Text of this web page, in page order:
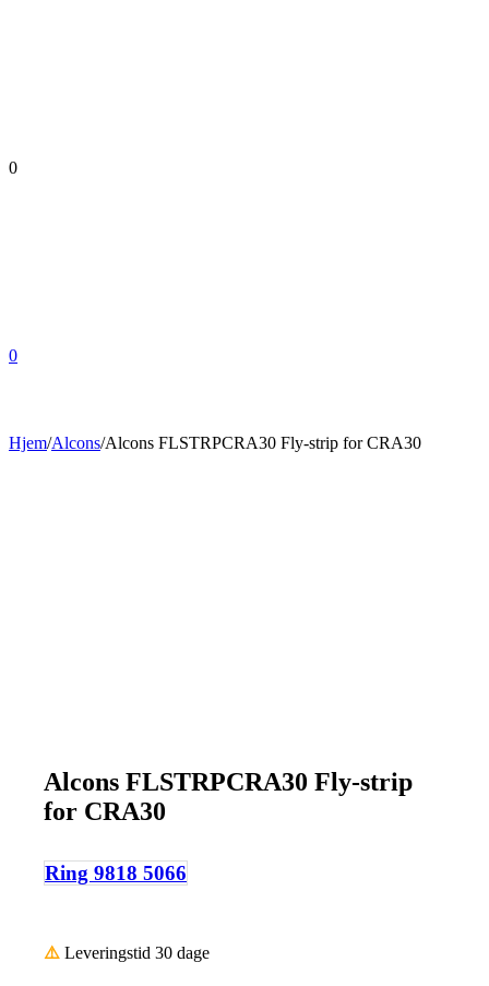
0
0
Hjem/Alcons/Alcons FLSTRPCRA30 Fly-strip for CRA30
Alcons FLSTRPCRA30 Fly-strip
for CRA30
Ring 9818 5066
⚠️ Leveringstid 30 dage